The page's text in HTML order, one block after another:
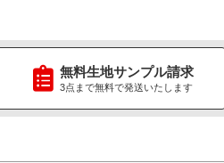
無料生地サンプル請求
3点まで無料で発送いたします